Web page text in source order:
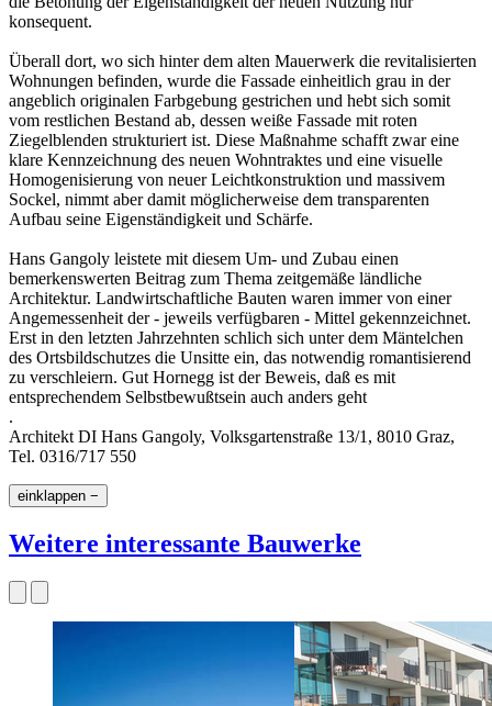
konsequent.
Überall dort, wo sich hinter dem alten Mauerwerk die revitalisierten
Wohnungen befinden, wurde die Fassade einheitlich grau in der
angeblich originalen Farbgebung gestrichen und hebt sich somit
vom restlichen Bestand ab, dessen weiße Fassade mit roten
Ziegelblenden strukturiert ist. Diese Maßnahme schafft zwar eine
klare Kennzeichnung des neuen Wohntraktes und eine visuelle
Homogenisierung von neuer Leichtkonstruktion und massivem
Sockel, nimmt aber damit möglicherweise dem transparenten
Aufbau seine Eigenständigkeit und Schärfe.
Hans Gangoly leistete mit diesem Um- und Zubau einen
bemerkenswerten Beitrag zum Thema zeitgemäße ländliche
Architektur. Landwirtschaftliche Bauten waren immer von einer
Angemessenheit der - jeweils verfügbaren - Mittel gekennzeichnet.
Erst in den letzten Jahrzehnten schlich sich unter dem Mäntelchen
des Ortsbildschutzes die Unsitte ein, das notwendig romantisierend
zu verschleiern. Gut Hornegg ist der Beweis, daß es mit
entsprechendem Selbstbewußtsein auch anders geht
.
Architekt DI Hans Gangoly, Volksgartenstraße 13/1, 8010 Graz,
Tel. 0316/717 550
einklappen −
Weitere interessante Bauwerke